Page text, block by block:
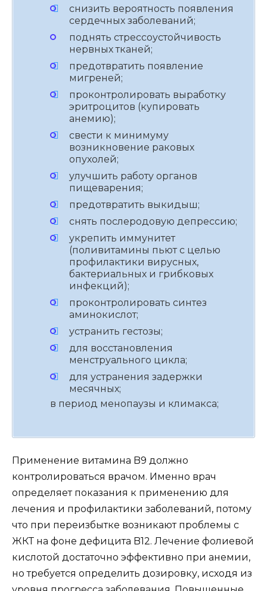
снизить вероятность появления
сердечных заболеваний;
поднять стрессоустойчивость
нервных тканей;
предотвратить появление
мигреней;
проконтролировать выработку
эритроцитов (купировать
анемию);
свести к минимуму
возникновение раковых
опухолей;
улучшить работу органов
пищеварения;
предотвратить выкидыш;
снять послеродовую депрессию;
укрепить иммунитет
(поливитамины пьют с целью
профилактики вирусных,
бактериальных и грибковых
инфекций);
проконтролировать синтез
аминокислот;
устранить гестозы;
для восстановления
менструального цикла;
для устранения задержки
месячных;
в период менопаузы и климакса;
Применение витамина B9 должно
контролироваться врачом. Именно врач
определяет показания к применению для
лечения и профилактики заболеваний, потому
что при переизбытке возникают проблемы с
ЖКТ на фоне дефицита B12. Лечение фолиевой
кислотой достаточно эффективно при анемии,
но требуется определить дозировку, исходя из